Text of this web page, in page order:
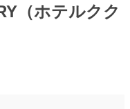
（ホテルクク